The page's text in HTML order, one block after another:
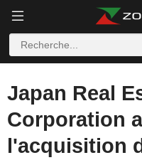
Japan Real
Corporation
l'acquisition